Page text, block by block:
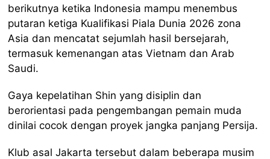
berikutnya ketika Indonesia mampu menembus
putaran ketiga Kualifikasi Piala Dunia 2026 zona
Asia dan mencatat sejumlah hasil bersejarah,
termasuk kemenangan atas Vietnam dan Arab
Saudi.
Gaya kepelatihan Shin yang disiplin dan
berorientasi pada pengembangan pemain muda
dinilai cocok dengan proyek jangka panjang Persija.
Klub asal Jakarta tersebut dalam beberapa musim